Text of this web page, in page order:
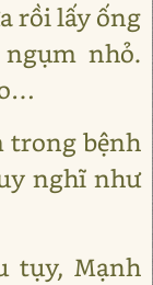
rồi lấy ống
nhỏ.
trong bệnh
nghĩ như
tụy, Mạnh